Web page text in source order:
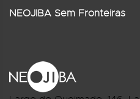
NEOJIBA Sem Fronteiras